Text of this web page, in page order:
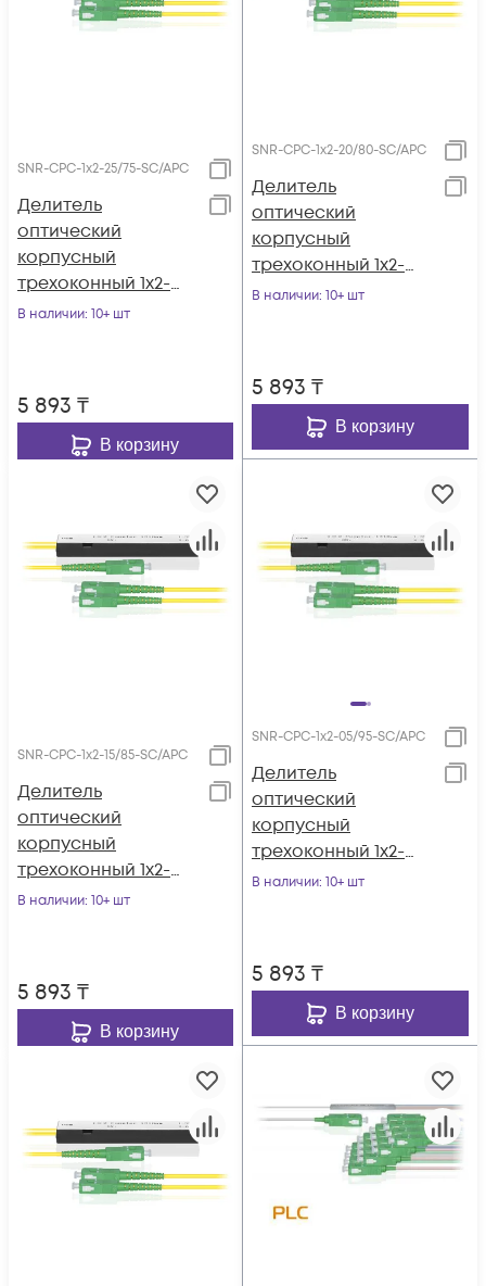
SNR-CPC-1x2-25/75-SC/APC
Делитель
оптический
корпусный
трехоконный 1х2-
25/75 SC/APC
В наличии: 10+ шт
5 893 ₸
В корзину
SNR-CPC-1x2-20/80-SC/APC
Делитель
оптический
корпусный
трехоконный 1х2-
20/80 SC/APC
В наличии: 10+ шт
5 893 ₸
В корзину
SNR-CPC-1x2-15/85-SC/APC
Делитель
оптический
корпусный
трехоконный 1х2-
15/85 SC/APC
В наличии: 10+ шт
5 893 ₸
В корзину
SNR-CPC-1x2-05/95-SC/APC
Делитель
оптический
корпусный
трехоконный 1х2-
05/95 SC/APC
В наличии: 10+ шт
5 893 ₸
В корзину